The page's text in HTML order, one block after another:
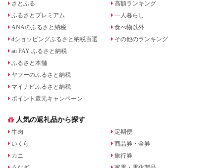
さとふる
ふるさとプレミアム
ANAのふるさと納税
dショッピングふるさと納税百選
au PAY ふるさと納税
ふるさと本舗
ヤフーのふるさと納税
マイナビふるさと納税
ポイント還元キャンペーン
高額ランキング
一人暮らし
食べ物以外
その他のランキング
人気の返礼品から探す
牛肉
いくら
カニ
定期便
商品券・金券
旅行券